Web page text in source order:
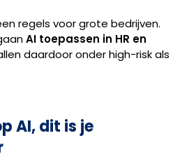
regels voor grote bedrijven.
AI toepassen in HR en
daardoor onder high-risk als
AI, dit is je